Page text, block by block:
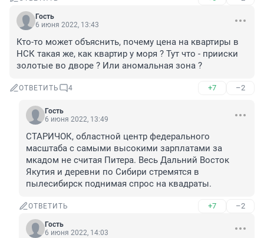
Гость
6 июня 2022, 13:43
Кто-то может объяснить, почему цена на квартиры в
НСК такая же, как квартир у моря ? Тут что - прииски
золотые во дворе ? Или аномальная зона ?
ОТВЕТИТЬ 4 +7 –2
Гость
6 июня 2022, 13:49
СТАРИЧОК, областной центр федерального
масштаба с самыми высокими зарплатами за
мкадом не считая Питера. Весь Дальний Восток
Якутия и деревни по Сибири стремятся в
пылесибирск поднимая спрос на квадраты.
ОТВЕТИТЬ +7 –2
Гость
6 июня 2022, 14:03